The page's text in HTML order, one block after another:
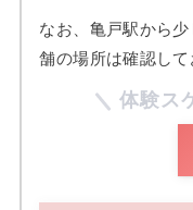
なお、亀戸駅から
舗の場所は確認して
体験ス